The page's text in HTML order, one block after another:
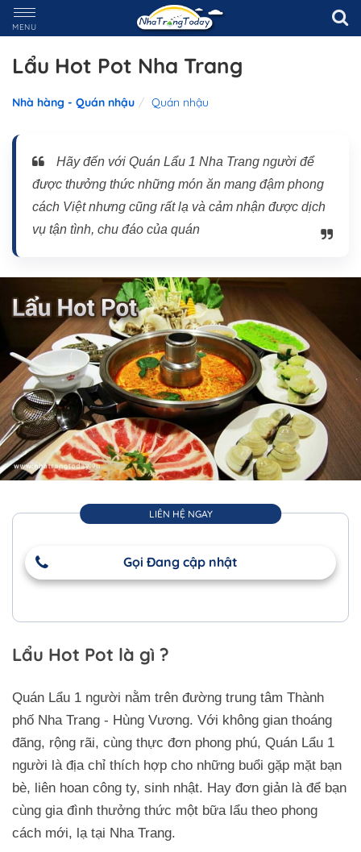
MENU
Lẩu Hot Pot Nha Trang
Nhà hàng - Quán nhậu Quán nhậu
Hãy đến với Quán Lẩu 1 Nha Trang người để
được thưởng thức những món ăn mang đậm phong
cách Việt nhưng cũng rất lạ và cảm nhận được dịch
vụ tận tình, chu đáo của quán
LIÊN HỆ NGAY
Gọi Đang cập nhật
Lẩu Hot Pot là gì ?
Quán Lẩu 1 người nằm trên đường trung tâm Thành
phố Nha Trang - Hùng Vương. Với không gian thoáng
đãng, rộng rãi, cùng thực đơn phong phú, Quán Lẩu 1
người là địa chỉ thích hợp cho những buổi gặp mặt bạn
bè, liên hoan công ty, sinh nhật. Hay đơn giản là để bạn
cùng gia đình thưởng thức một bữa lẩu theo phong
cách mới, lạ tại Nha Trang.